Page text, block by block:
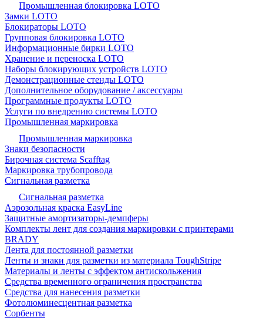
Промышленная блокировка LOTO
Замки LOTO
Блокираторы LOTO
Групповая блокировка LOTO
Информационные бирки LOTO
Хранение и переноска LOTO
Наборы блокирующих устройств LOTO
Демонстрационные стенды LOTO
Дополнительное оборудование / аксессуары
Программные продукты LOTO
Услуги по внедрению системы LOTO
Промышленная маркировка
Промышленная маркировка
Знаки безопасности
Бирочная система Scafftag
Маркировка трубопровода
Сигнальная разметка
Сигнальная разметка
Аэрозольная краска EasyLine
Защитные амортизаторы-демпферы
Комплекты лент для создания маркировки с принтерами
BRADY
Лента для постоянной разметки
Ленты и знаки для разметки из материала ToughStripe
Материалы и ленты с эффектом антискольжения
Средства временного ограничения пространства
Средства для нанесения разметки
Фотолюминесцентная разметка
Сорбенты